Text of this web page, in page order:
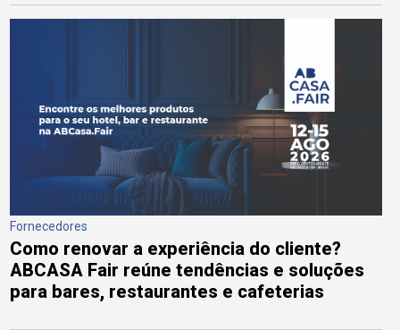
Fornecedores
Como renovar a experiência do cliente?
ABCASA Fair reúne tendências e soluções
para bares, restaurantes e cafeterias